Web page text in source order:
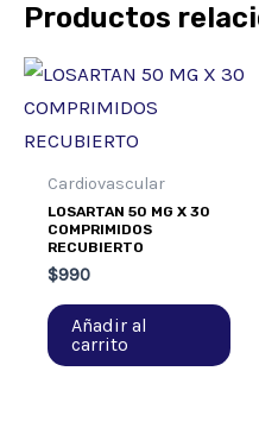
Productos
Cardiovascular
LOSARTAN 50 MG X 30
COMPRIMIDOS
RECUBIERTO
$990
Añadir al
carrito